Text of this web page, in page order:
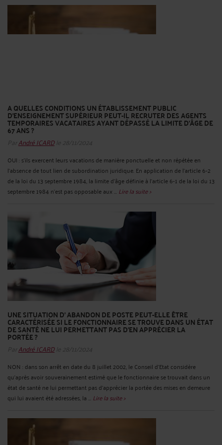
A QUELLES CONDITIONS UN ÉTABLISSEMENT PUBLIC
D'ENSEIGNEMENT SUPÉRIEUR PEUT-IL RECRUTER DES AGENTS
TEMPORAIRES VACATAIRES AYANT DÉPASSÉ LA LIMITE D’ÂGE DE
67 ANS ?
ParAndré ICARDle 28/11/2024
OUI : s’ils exercent leurs vacations de manière ponctuelle et non répétée en
l'absence de tout lien de subordination juridique. En application de l'article 6-2
de la loi du 13 septembre 1984, la limite d'âge définie à l'article 6-1 de la loi du 13
septembre 1984 n'est pas opposable aux ... Lire la suite >
UNE SITUATION D' ABANDON DE POSTE PEUT-ELLE ÊTRE
CARACTÉRISÉE SI LE FONCTIONNAIRE SE TROUVE DANS UN ÉTAT
DE SANTÉ NE LUI PERMETTANT PAS D'EN APPRÉCIER LA
PORTÉE ?
ParAndré ICARDle 28/11/2024
NON : dans son arrêt en date du 8 juillet 2002, le Conseil d’Etat considère
qu’après avoir souverainement estimé que le fonctionnaire se trouvait dans un
état de santé ne lui permettant pas d'apprécier la portée des mises en demeure
qui lui avaient été adressées, la ... Lire la suite >